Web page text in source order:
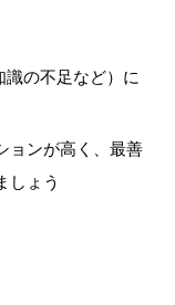
の不足など）に
ョンが高く、最善
しょう